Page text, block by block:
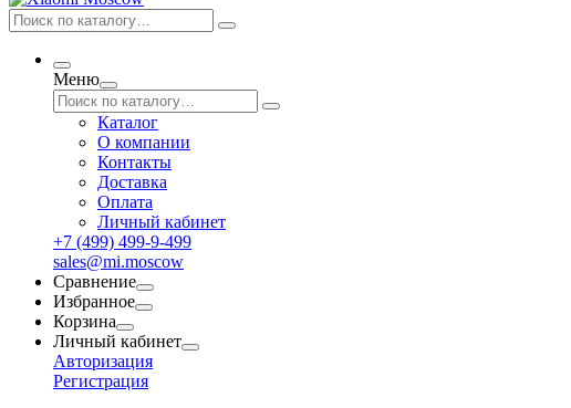
Меню
Каталог
О компании
Контакты
Доставка
Оплата
Личный кабинет
+7 (499) 499-9-499
sales@mi.moscow
Сравнение
Избранное
Корзина
Личный кабинет
Авторизация
Регистрация